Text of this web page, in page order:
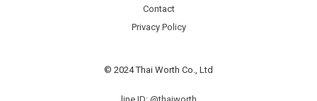
Contact
Privacy Policy
© 2024 Thai Worth Co., Ltd